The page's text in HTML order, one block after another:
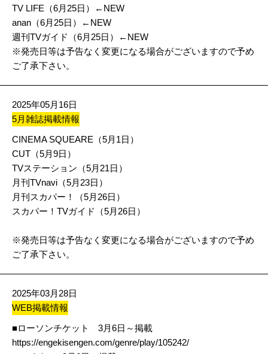
TV LIFE（6月25日）←NEW
anan（6月25日）←NEW
週刊TVガイド（6月25日）←NEW
※発売日等は予告なく変更になる場合がございますので予め
ご了承下さい。
2025年05月16日
5月雑誌掲載情報
CINEMA SQUEARE（5月1日）
CUT（5月9日）
TVステーション（5月21日）
月刊TVnavi（5月23日）
月刊スカパー！（5月26日）
スカパー！TVガイド（5月26日）
※発売日等は予告なく変更になる場合がございますので予め
ご了承下さい。
2025年03月28日
WEB掲載情報
■ローソンチケット 3月6日～掲載
https://engekisengen.com/genre/play/105242/